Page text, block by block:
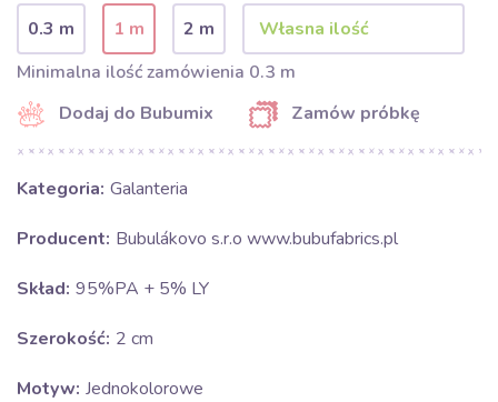
0.3 m 1 m
2 m
Minimalna ilość zamówienia 0.3 m
Dodaj do Bubumix
Zamów próbkę
Kategoria: Galanteria
Producent: Bubulákovo s.r.o www.bubufabrics.pl
Skład: 95%PA + 5% LY
Szerokość: 2 cm
Motyw: Jednokolorowe